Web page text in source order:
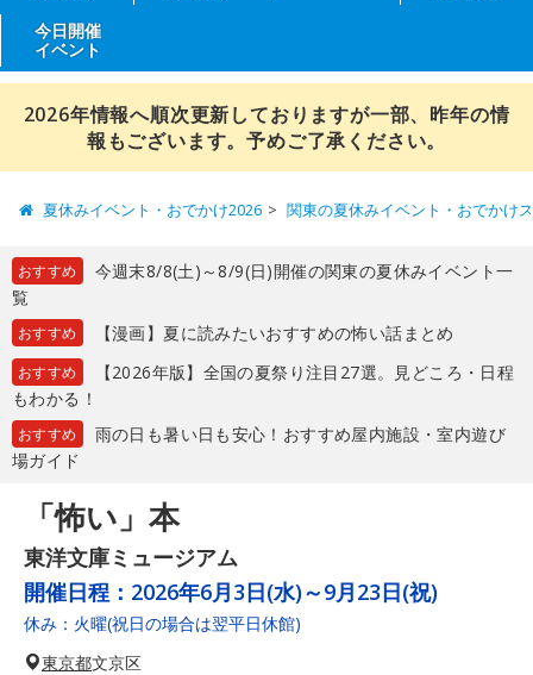
今日開催
イベント
2026年情報へ順次更新しておりますが一部、昨年の情
報もございます。予めご了承ください。
夏休みイベント・おでかけ2026 関東の夏休みイベント・おでかけ
おすすめ
今週末8/8(土)～8/9(日)開催の関東の夏休みイベント一
覧
おすすめ 【漫画】夏に読みたいおすすめの怖い話まとめ
おすすめ
【2026年版】全国の夏祭り注目27選。見どころ・日程
もわかる！
おすすめ
雨の日も暑い日も安心！おすすめ屋内施設・室内遊び
場ガイド
「怖い」本
東洋文庫ミュージアム
開催日程： 2026年6月3日(水)～9月23日(祝)
休み：火曜(祝日の場合は翌平日休館)
東京都文京区